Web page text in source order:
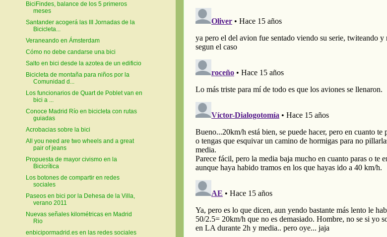
BiciFindes, balance de los 5 primeros
meses
Santander acogerá las III Jornadas de la
Bicicleta...
Veraneando en Ámsterdam
Cómo no debe candarse una bici
Salto en bici desde la azotea de un edificio
Bicicleta de montaña para niños por la
Comunidad d...
Los funcionarios de Quart de Poblet van en
bici a ...
Conoce Madrid Río en bicicleta con rutas
guiadas
Acrobacias sobre la bici
All you need are two wheels and a great
pair of jeans
Propuesta de mayor civismo en la
Bicicrítica
Los botones de compartir en redes
sociales
Paseos en bici por la Dehesa de la Villa,
verano 2011
Nuevas señales kilométricas en Madrid
Rio
enbicipormadrid.es en las redes sociales